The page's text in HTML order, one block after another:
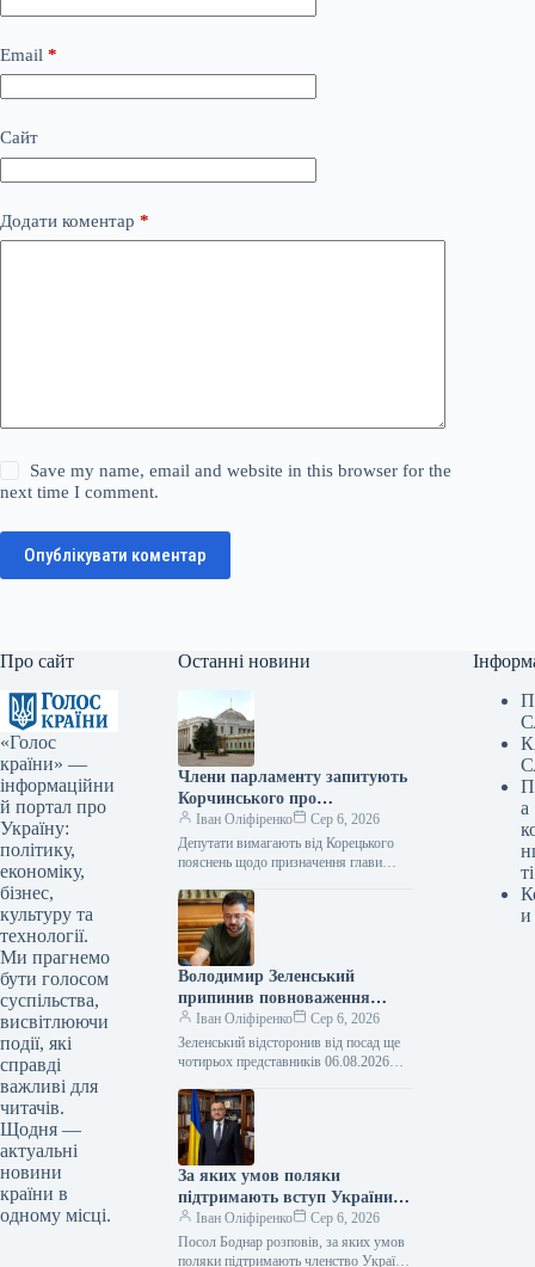
Email *
Сайт
Додати коментар *
Save my name, email and website in this browser for the
next time I comment.
Опублікувати коментар
Про сайт
«Голос
країни» —
інформаційни
й портал про
Україну:
політику,
економіку,
бізнес,
культуру та
технології.
Ми прагнемо
бути голосом
суспільства,
висвітлюючи
події, які
справді
важливі для
читачів.
Щодня —
актуальні
новини
країни в
одному місці.
Останні новини
Члени парламенту запитують
Корчинського про
призначення міністра
цифрової трансформації без
узгодження з комітетом
Іван Оліфіренко
Сер 6, 2026
Депутати вимагають від Корецького
пояснень щодо призначення глави
ВР 06.08.2026 17:02 Укрінформ Члени
комітету Верховної…
Володимир Зеленський
припинив повноваження
чотирьох послів.
Іван Оліфіренко
Сер 6, 2026
Зеленський відсторонив від посад ще
чотирьох представників 06.08.2026
Володимир Зеленський відправив у
відставку послів, які представляли…
За яких умов поляки
підтримають вступ України
до Європейського Союзу,
розповів посол Боднар.
Іван Оліфіренко
Сер 6, 2026
Посол Боднар розповів, за яких умов
поляки підтримають членство України
а
ті
и